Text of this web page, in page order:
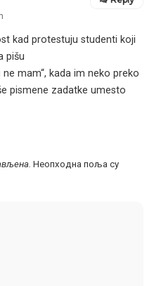
kad protestuju studenti koji
pišu
mam“, kada im neko preko
pismene zadatke umesto
Неопходна поља су